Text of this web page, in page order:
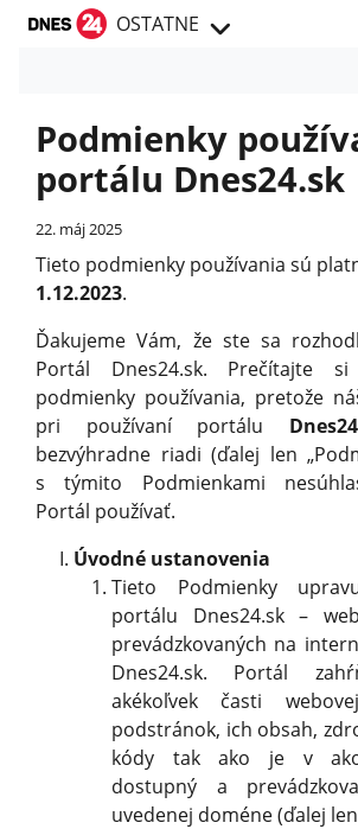
OSTATNE
Podmienky
portálu Dnes24.sk
22. máj 2025
Tieto podmienky používania sú
1.12.2023.
Ďakujeme Vám, že ste sa
Portál Dnes24.sk. Prečítajte
podmienky používania, pretože
pri používaní portálu
bezvýhradne riadi (ďalej len
s týmito Podmienkami
Portál používať.
Úvodné ustanovenia
Tieto Podmienky
portálu Dnes24.sk –
prevádzkovaných na
Dnes24.sk. Portál
akékoľvek časti
podstránok, ich obsah,
kódy tak ako je v
dostupný a
uvedenej doméne (ďalej len